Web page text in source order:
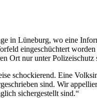
in Lüneburg, wo eine
eingeschüchtert
Ort nur unter Polizeischutz
schockierend. Eine
sind. Wir
sichergestellt sind.“